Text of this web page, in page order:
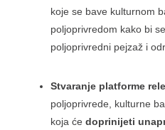
koje se bave kulturnom
poljoprivredom kako bi
poljoprivredni pejzaž i
Stvaranje platforme
poljoprivrede, kulturne
koja će doprinijeti